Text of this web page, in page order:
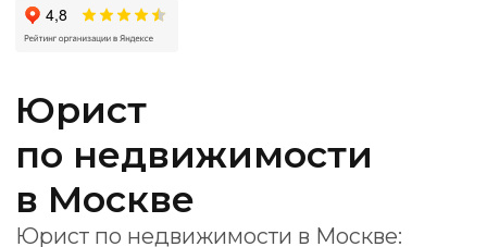
Юрист
в Москве
Юрист по недвижимости в Москве:
квартиры, дома, сделки, доли, БТИ,
расчеты, оспаривание сделок, решений
Росреестра и суд.
Получить консультацию